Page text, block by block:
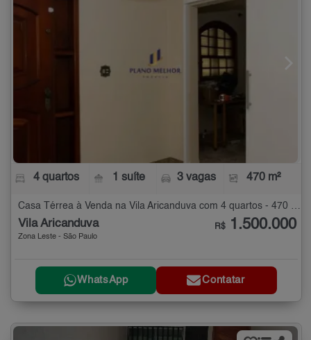
4 quartos 1 suíte 3 vagas 470 m²
Casa Térrea à Venda na Vila Aricanduva com 4 quartos - 470 m²
Vila Aricanduva
Zona Leste - São Paulo
R$ 1.500.000
WhatsApp Contatar